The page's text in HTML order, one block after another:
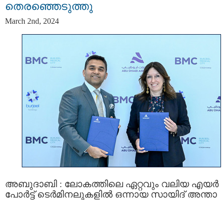
തെരഞ്ഞെടുത്തു
March 2nd, 2024
അബുദാബി : ലോകത്തിലെ ഏറ്റവും വലിയ എയർ
പോർട്ട് ടെർമിനലുകളിൽ ഒന്നായ സായിദ് അന്താ